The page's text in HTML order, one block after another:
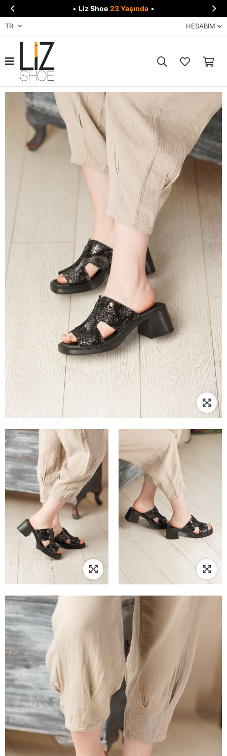
 • Liz Shoe 23 Yaşında • 
TR HESABIM